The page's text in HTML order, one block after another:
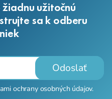
užitočnú
sa k odberu
Odoslať
ochrany osobných údajov.